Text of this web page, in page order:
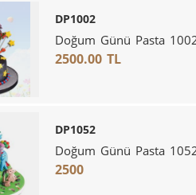
DP1002
Doğum Günü Pasta
2500.00 TL
DP1052
Doğum Günü Pasta
2500